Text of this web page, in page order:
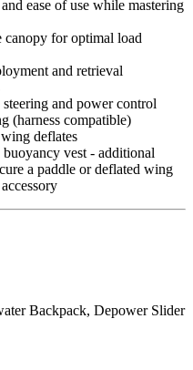
ease of use while mastering
for optimal load
and retrieval
and power control
(harness compatible)
deflates
vest - additional
a paddle or deflated wing
Backpack, Depower Slider